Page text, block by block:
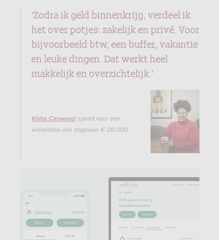
'Zodra ik geld binnenkrijg, verdeel ik
het over potjes: zakelijk en privé. Voor
bijvoorbeeld btw, een buffer, vakantie
en leuke dingen. Dat werkt heel
makkelijk en overzichtelijk.'
Kisha Canwoodspaart voor een
wereldreis van ongeveer € 20.000